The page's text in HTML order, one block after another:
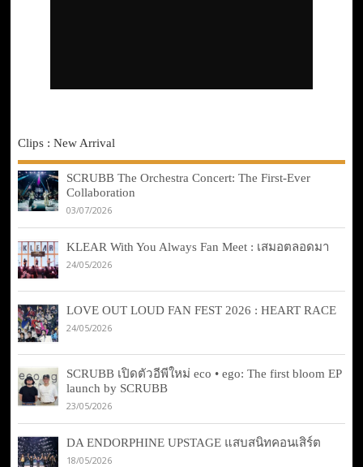
Clips : New Arrival
SCRUBB The Orchestra Concert: The First-Ever
Collaboration
03/07/2026
KLEAR With You Always Fan Meet : เสมอตลอดมา
24/05/2026
LOVE OUT LOUD FAN FEST 2026 : HEART RACE
24/05/2026
SCRUBB เปิดตัวอีพีใหม่ eco • ego: The first bloom EP
launch by SCRUBB
23/05/2026
DA ENDORPHINE UPSTAGE แสบสนิทคอนเสิร์ต
18/05/2026